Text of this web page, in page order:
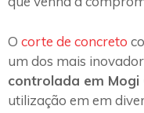
O corte de concreto
um dos mais
controlada em Mogi
utilização em em